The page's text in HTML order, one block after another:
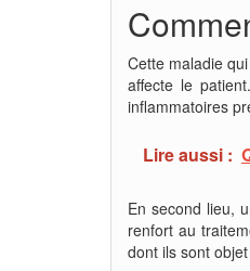
Cette maladie
affecte le
inflammatoires
Lire aussi :
En second lieu,
renfort au
dont ils sont